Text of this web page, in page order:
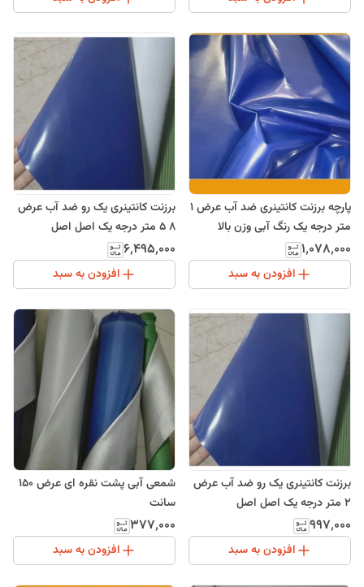
پارچه برزنت کانتینری ضد آب عرض 1
متر درجه یک رنگ آبی وزن بالا
۱٬۰۷۸٬۰۰۰
افزودن به سبد
برزنت کانتینری یک رو ضد آب عرض
8 5 متر درجه یک اصل اصل
۶٬۴۹۵٬۰۰۰
افزودن به سبد
برزنت کانتینری یک رو ضد آب عرض
2 متر درجه یک اصل اصل
۹۹۷٬۰۰۰
افزودن به سبد
شمعی آبی پشت نقره ای عرض 150
سانت
۳۷۷٬۰۰۰
افزودن به سبد